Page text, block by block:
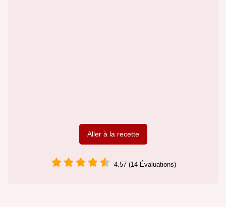
Aller à la recette
4.57 (14 Évaluations)